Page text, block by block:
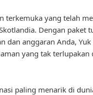
terkemuka yang telah
Dengan paket
dan anggaran Anda,
yang tak
paling menarik di